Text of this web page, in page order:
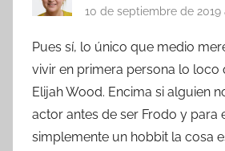
10 de septiembre de 2019
Pues sí, lo único que medio
vivir en primera persona lo loco
Elijah Wood. Encima si alguien
actor antes de ser Frodo y para
simplemente un hobbit la cosa